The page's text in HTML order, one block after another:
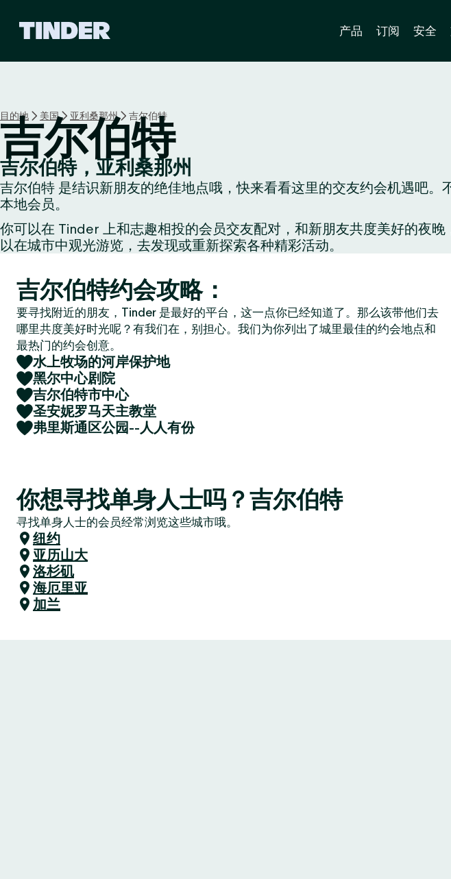
首
页
产品 订阅 安全
目的地 美国 亚利桑那州 吉尔伯特
吉尔伯特
吉尔伯特，亚利桑那州
吉尔伯特 是结识新朋友的绝佳地点哦，快来看看这里的交友约会机遇吧
本地会员。
你可以在 Tinder 上和志趣相投的会员交友配对，和新朋友共度美好的夜
以在城市中观光游览，去发现或重新探索各种精彩活动。
吉尔伯特约会攻略：
要寻找附近的朋友，Tinder 是最好的平台，这一点你已经知道了。那么该带他们去
哪里共度美好时光呢？有我们在，别担心。我们为你列出了城里最佳的约会地点和
最热门的约会创意。
水上牧场的河岸保护地
黑尔中心剧院
吉尔伯特市中心
圣安妮罗马天主教堂
弗里斯通区公园--人人有份
你想寻找单身人士吗？吉尔伯特
寻找单身人士的会员经常浏览这些城市哦。
纽约
亚历山大
洛杉矶
海厄里亚
加兰